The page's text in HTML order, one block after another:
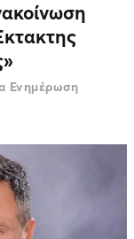
Ενημέρωση